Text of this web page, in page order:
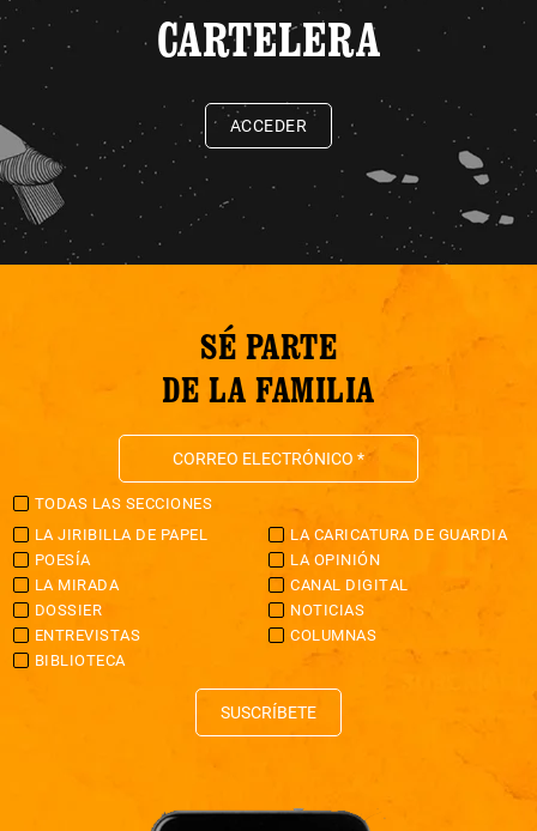
CARTELERA
ACCEDER
SÉ PARTE
DE LA FAMILIA
TODAS LAS SECCIONES
LA JIRIBILLA DE PAPEL
LA CARICATURA DE GUARDIA
POESÍA
LA OPINIÓN
LA MIRADA
CANAL DIGITAL
DOSSIER
NOTICIAS
ENTREVISTAS
COLUMNAS
BIBLIOTECA
SUSCRÍBETE